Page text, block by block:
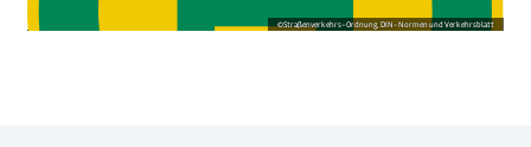
©Straßenverkehrs-Ordnung, DIN-Normen und Verkehrsblatt